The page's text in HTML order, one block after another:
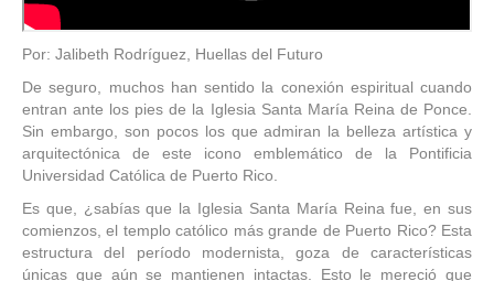
Por: Jalibeth Rodríguez, Huellas del Futuro
De seguro, muchos han sentido la conexión espiritual cuando
entran ante los pies de la Iglesia Santa María Reina de Ponce.
Sin embargo, son pocos los que admiran la belleza artística y
arquitectónica de este icono emblemático de la Pontificia
Universidad Católica de Puerto Rico.
Es que, ¿sabías que la Iglesia Santa María Reina fue, en sus
comienzos, el templo católico más grande de Puerto Rico? Esta
estructura del período modernista, goza de características
únicas que aún se mantienen intactas. Esto le mereció que